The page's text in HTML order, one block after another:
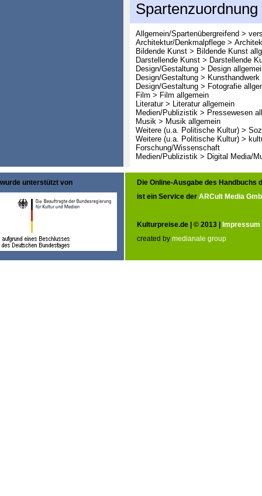
Spartenzuordnung
Allgemein/Spartenübergreifend >
Architektur/Denkmalpflege >
Bildende Kunst > Bildende Kunst
Darstellende Kunst > Darstellende
Design/Gestaltung > Design
Design/Gestaltung > Kunsthandwerk
Design/Gestaltung > Fotografie
Film > Film allgemein
Literatur > Literatur allgemein
Medien/Publizistik > Pressewesen
Musik > Musik allgemein
Weitere (u.a. Politische Kultur) >
Weitere (u.a. Politische Kultur) >
Forschung/Wissenschaft
Medien/Publizistik > Digital Media/
wurde unterstützt von
Die Online-Ausgabe des Handbuchs
ist ein Service der ARCult Media
Kulturpreise.de | © 2013 | Impressum
created by medianale group